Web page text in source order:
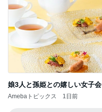
娘3人と孫姫との嬉しい女子会
Amebaトピックス 1日前